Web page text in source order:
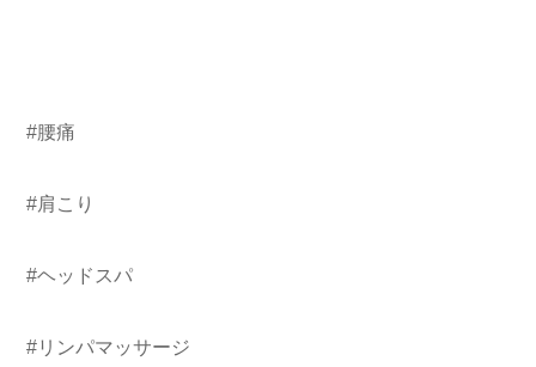
#腰痛
#肩こり
#ヘッドスパ
#リンパマッサージ